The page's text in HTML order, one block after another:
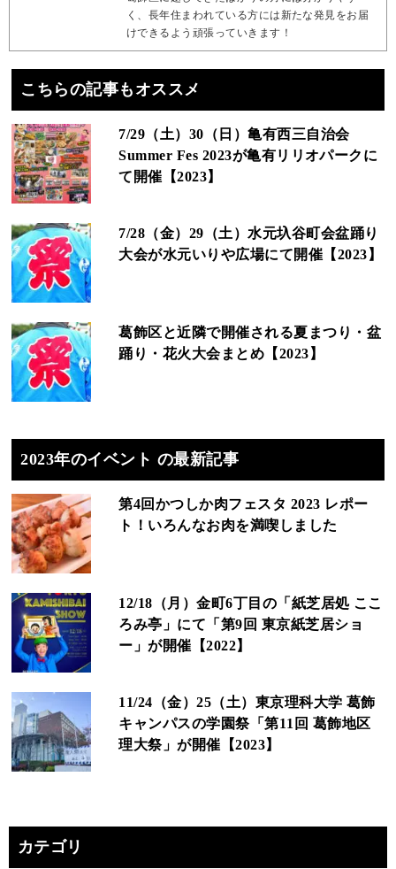
く、長年住まわれている方には新たな発見をお届
けできるよう頑張っていきます！
こちらの記事もオススメ
7/29（土）30（日）亀有西三自治会
Summer Fes 2023が亀有リリオパークに
て開催【2023】
7/28（金）29（土）水元圦谷町会盆踊り
大会が水元いりや広場にて開催【2023】
葛飾区と近隣で開催される夏まつり・盆
踊り・花火大会まとめ【2023】
2023年のイベント の最新記事
第4回かつしか肉フェスタ 2023 レポー
ト！いろんなお肉を満喫しました
12/18（月）金町6丁目の「紙芝居処 ここ
ろみ亭」にて「第9回 東京紙芝居ショ
ー」が開催【2022】
11/24（金）25（土）東京理科大学 葛飾
キャンパスの学園祭「第11回 葛飾地区
理大祭」が開催【2023】
カテゴリ